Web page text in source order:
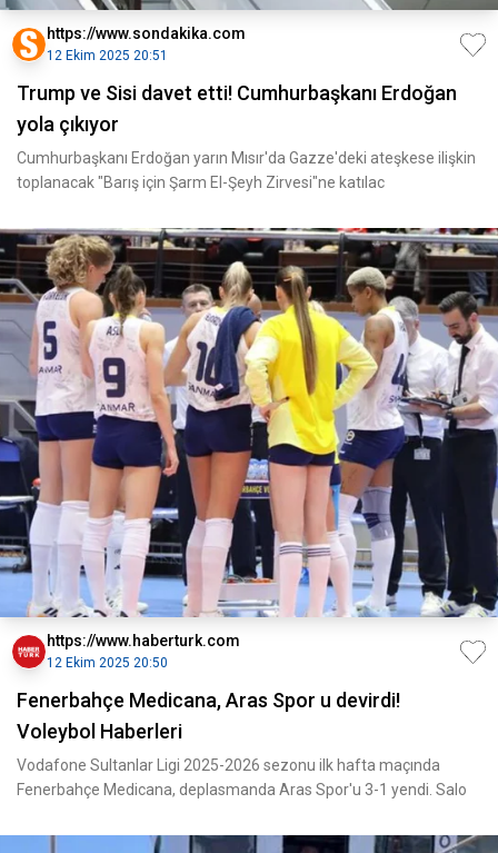
https://www.sondakika.com
12 Ekim 2025 20:51
Trump ve Sisi davet etti! Cumhurbaşkanı Erdoğan
yola çıkıyor
Cumhurbaşkanı Erdoğan yarın Mısır'da Gazze'deki ateşkese ilişkin
toplanacak "Barış için Şarm El-Şeyh Zirvesi"ne katılac
https://www.haberturk.com
12 Ekim 2025 20:50
Fenerbahçe Medicana, Aras Spor u devirdi!
Voleybol Haberleri
Vodafone Sultanlar Ligi 2025-2026 sezonu ilk hafta maçında
Fenerbahçe Medicana, deplasmanda Aras Spor'u 3-1 yendi. Salo